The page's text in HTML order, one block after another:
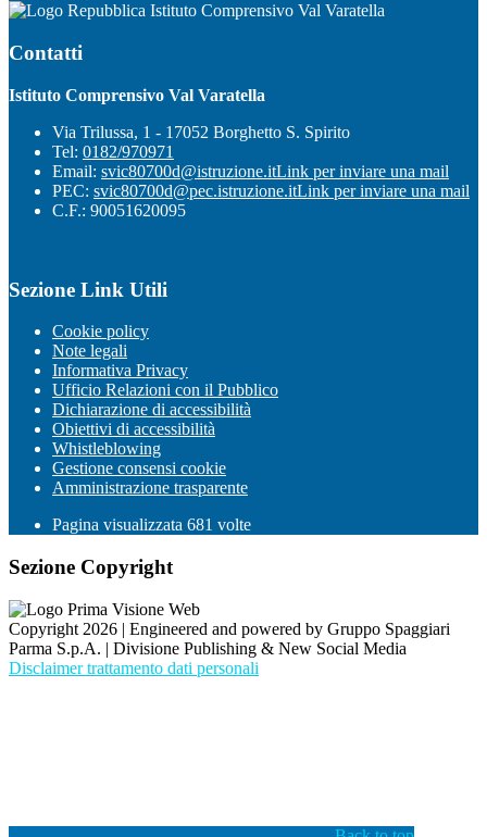
Istituto Comprensivo Val Varatella
Contatti
Istituto Comprensivo Val Varatella
Via Trilussa, 1 - 17052 Borghetto S. Spirito
Tel: 0182/970971
Email: svic80700d@istruzione.itLink per inviare una mail
PEC: svic80700d@pec.istruzione.itLink per inviare una mail
C.F.: 90051620095
Sezione Link Utili
Cookie policy
Note legali
Informativa Privacy
Ufficio Relazioni con il Pubblico
Dichiarazione di accessibilità
Obiettivi di accessibilità
Whistleblowing
Gestione consensi cookie
Amministrazione trasparente
Pagina visualizzata 681 volte
Sezione Copyright
Copyright 2026 | Engineered and powered by Gruppo Spaggiari
Parma S.p.A. | Divisione Publishing & New Social Media
Disclaimer trattamento dati personali